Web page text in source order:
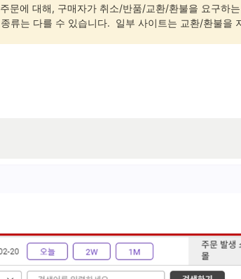
문에 대해, 구매자가 취소/반품/교환/환불을 요구하
류는 다를 수 있습니다.  일부 사이트는 교환/환불을